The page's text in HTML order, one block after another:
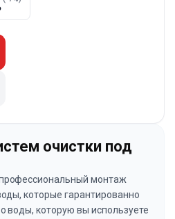
очистки под
монтаж
которые гарантированно
воды, которую вы используете